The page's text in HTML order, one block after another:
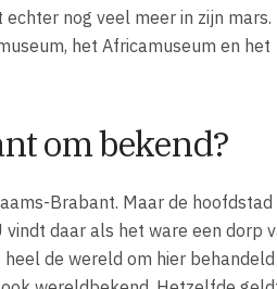
nog veel meer in zijn mars.
het Africamuseum en het
om bekend?
Brabant. Maar de hoofdstad
daar als het ware een dorp
de wereld om hier